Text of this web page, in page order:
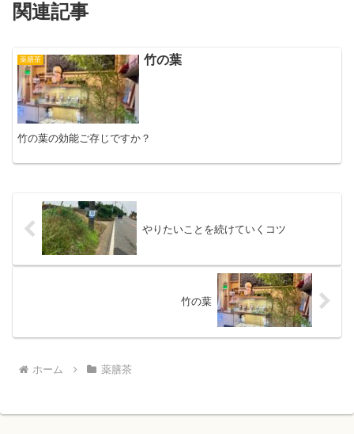
関連記事
薬膳茶 竹の葉
竹の葉の効能ご存じですか？
やりたいことを続けていくコツ
竹の葉
ホーム 薬膳茶